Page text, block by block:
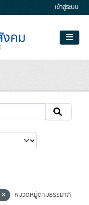
เข้าสู่ระบบ
หมวดหมู่ตามธรรมาภิ